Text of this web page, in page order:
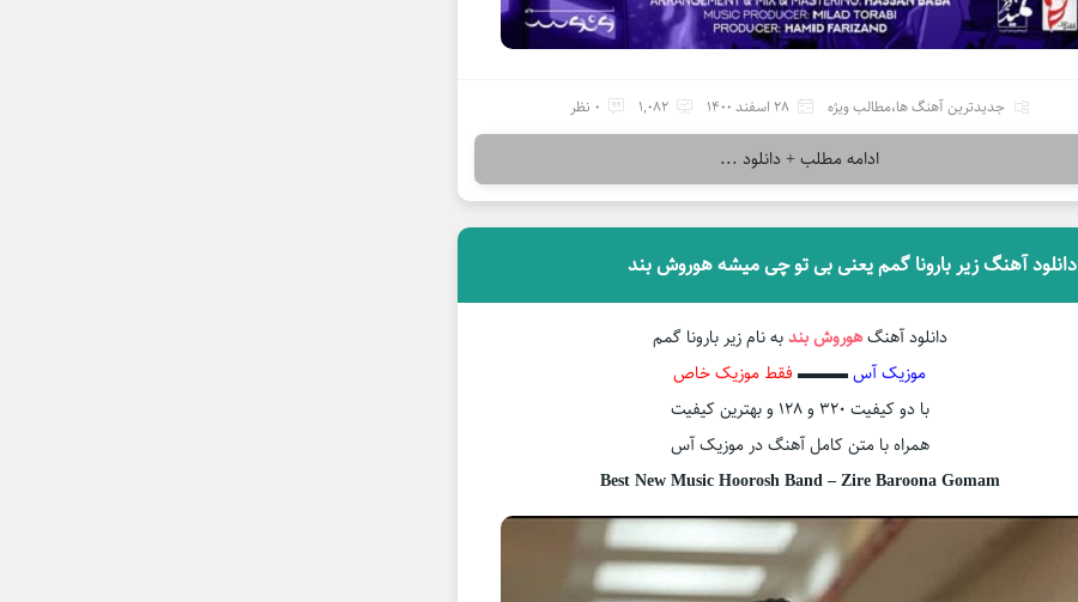
جدیدترین آهنگ ها،مطالب ویژه 28 اسفند 1400 1,082 0 نظر
ادامه مطلب + دانلود ...
دانلود آهنگ زیر بارونا گمم یعنی بی تو چی میشه هوروش بند
دانلود آهنگهوروش بندبه نام زیر بارونا گمم
موزیک آس▬▬▬ فقط موزیک خاص
با دو کیفیت ۳۲۰ و ۱۲۸ و بهترین کیفیت
همراه با متن کامل آهنگ در موزیک آس
Best New Music Hoorosh Band – Zire Baroona Gomam